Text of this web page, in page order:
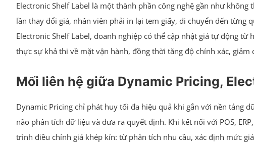
Electronic Shelf Label là một thành phần công nghệ gần như
lần thay đổi giá, nhân viên phải in lại tem giấy, di chuyển đến từng
Electronic Shelf Label, doanh nghiệp có thể cập nhật giá tự động
thực sự khả thi về mặt vận hành, đồng thời tăng độ chính xác,
Mối liên hệ giữa Dynamic Pricing,
Dynamic Pricing chỉ phát huy tối đa hiệu quả khi gắn với nền tảng
não phân tích dữ liệu và đưa ra quyết định. Khi kết nối với POS,
trình điều chỉnh giá khép kín: từ phân tích nhu cầu, xác định mức